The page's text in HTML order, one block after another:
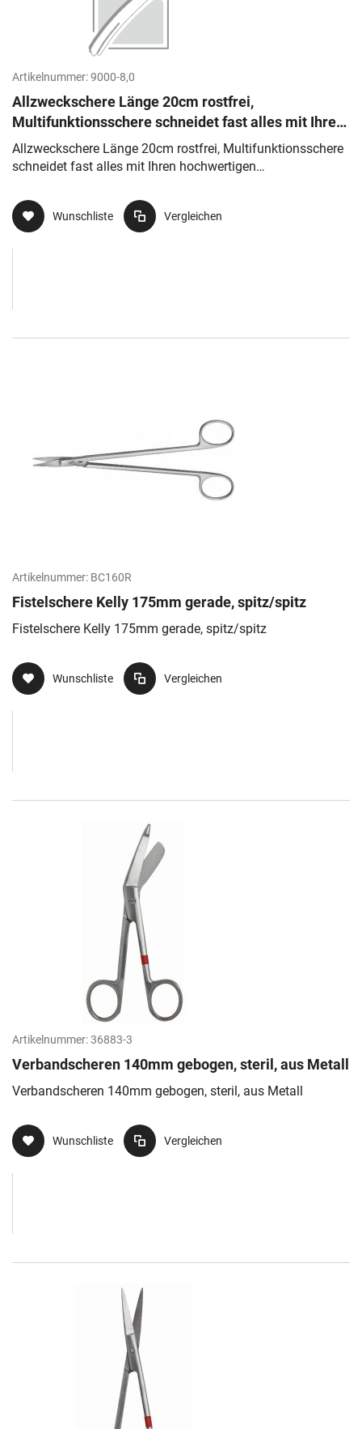
Artikelnummer:9000-8,0
Allzweckschere Länge 20cm rostfrei,
Multifunktionsschere schneidet fast alles mit Ihren
hochwertigen Präzisionsschneiden
Allzweckschere Länge 20cm rostfrei, Multifunktionsschere
schneidet fast alles mit Ihren hochwertigen
Wunschliste Vergleichen
Artikelnummer: BC160R
Fistelschere Kelly 175mm gerade, spitz/spitz
Fistelschere Kelly 175mm gerade, spitz/spitz
Wunschliste Vergleichen
Artikelnummer:36883-3
Verbandscheren 140mm gebogen, steril, aus Metall
Verbandscheren 140mm gebogen, steril, aus Metall
Wunschliste Vergleichen